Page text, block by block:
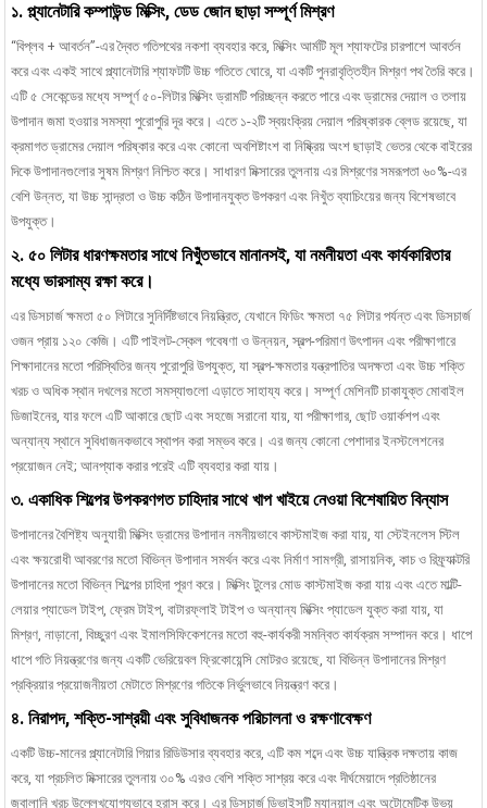
১. প্ল্যানেটারি কম্পাউন্ড মিক্সিং, ডেড জোন ছাড়া সম্পূর্ণ মিশ্রণ
“বিপ্লব + আবর্তন”-এর দ্বৈত গতিপথের নকশা ব্যবহার করে, মিক্সিং আর্মটি মূল শ্যাফটের চারপাশে আবর্তন
করে এবং একই সাথে প্ল্যানেটারি শ্যাফটটি উচ্চ গতিতে ঘোরে, যা একটি পুনরাবৃত্তিহীন মিশ্রণ পথ তৈরি করে।
এটি ৫ সেকেন্ডের মধ্যে সম্পূর্ণ ৫০-লিটার মিক্সিং ড্রামটি পরিচ্ছন্ন করতে পারে এবং ড্রামের দেয়াল ও তলায়
উপাদান জমা হওয়ার সমস্যা পুরোপুরি দূর করে। এতে ১-২টি স্বয়ংক্রিয় দেয়াল পরিষ্কারক ব্লেড রয়েছে, যা
ক্রমাগত ড্রামের দেয়াল পরিষ্কার করে এবং কোনো অবশিষ্টাংশ বা নিষ্ক্রিয় অংশ ছাড়াই ভেতর থেকে বাইরের
দিকে উপাদানগুলোর সুষম মিশ্রণ নিশ্চিত করে। সাধারণ মিক্সারের তুলনায় এর মিশ্রণের সমরূপতা ৬০%-এর
বেশি উন্নত, যা উচ্চ সান্দ্রতা ও উচ্চ কঠিন উপাদানযুক্ত উপকরণ এবং নিখুঁত ব্যাচিংয়ের জন্য বিশেষভাবে
উপযুক্ত।
২. ৫০ লিটার ধারণক্ষমতার সাথে নিখুঁতভাবে মানানসই, যা নমনীয়তা এবং কার্যকারিতার
মধ্যে ভারসাম্য রক্ষা করে।
এর ডিসচার্জ ক্ষমতা ৫০ লিটারে সুনির্দিষ্টভাবে নিয়ন্ত্রিত, যেখানে ফিডিং ক্ষমতা ৭৫ লিটার পর্যন্ত এবং ডিসচার্জ
ওজন প্রায় ১২০ কেজি। এটি পাইলট-স্কেল গবেষণা ও উন্নয়ন, স্বল্প-পরিমাণ উৎপাদন এবং পরীক্ষাগারে
শিক্ষাদানের মতো পরিস্থিতির জন্য পুরোপুরি উপযুক্ত, যা স্বল্প-ক্ষমতার যন্ত্রপাতির অদক্ষতা এবং উচ্চ শক্তি
খরচ ও অধিক স্থান দখলের মতো সমস্যাগুলো এড়াতে সাহায্য করে। সম্পূর্ণ মেশিনটি চাকাযুক্ত মোবাইল
ডিজাইনের, যার ফলে এটি আকারে ছোট এবং সহজে সরানো যায়, যা পরীক্ষাগার, ছোট ওয়ার্কশপ এবং
অন্যান্য স্থানে সুবিধাজনকভাবে স্থাপন করা সম্ভব করে। এর জন্য কোনো পেশাদার ইনস্টলেশনের
প্রয়োজন নেই; আনপ্যাক করার পরেই এটি ব্যবহার করা যায়।
৩. একাধিক শিল্পের উপকরণগত চাহিদার সাথে খাপ খাইয়ে নেওয়া বিশেষায়িত বিন্যাস
উপাদানের বৈশিষ্ট্য অনুযায়ী মিক্সিং ড্রামের উপাদান নমনীয়ভাবে কাস্টমাইজ করা যায়, যা স্টেইনলেস স্টিল
এবং ক্ষয়রোধী আবরণের মতো বিভিন্ন উপাদান সমর্থন করে এবং নির্মাণ সামগ্রী, রাসায়নিক, কাচ ও রিফ্র্যাক্টরি
উপাদানের মতো বিভিন্ন শিল্পের চাহিদা পূরণ করে। মিক্সিং টুলের মোড কাস্টমাইজ করা যায় এবং এতে মাল্টি-
লেয়ার প্যাডেল টাইপ, ফ্রেম টাইপ, বাটারফ্লাই টাইপ ও অন্যান্য মিক্সিং প্যাডেল যুক্ত করা যায়, যা
মিশ্রণ, নাড়ানো, বিচ্ছুরণ এবং ইমালসিফিকেশনের মতো বহু-কার্যকরী সমন্বিত কার্যক্রম সম্পাদন করে। ধাপে
ধাপে গতি নিয়ন্ত্রণের জন্য একটি ভেরিয়েবল ফ্রিকোয়েন্সি মোটরও রয়েছে, যা বিভিন্ন উপাদানের মিশ্রণ
প্রক্রিয়ার প্রয়োজনীয়তা মেটাতে মিশ্রণের গতিকে নির্ভুলভাবে নিয়ন্ত্রণ করে।
৪. নিরাপদ, শক্তি-সাশ্রয়ী এবং সুবিধাজনক পরিচালনা ও রক্ষণাবেক্ষণ
একটি উচ্চ-মানের প্ল্যানেটারি গিয়ার রিডিউসার ব্যবহার করে, এটি কম শব্দে এবং উচ্চ যান্ত্রিক দক্ষতায় কাজ
করে, যা প্রচলিত মিক্সারের তুলনায় ৩০% এরও বেশি শক্তি সাশ্রয় করে এবং দীর্ঘমেয়াদে প্রতিষ্ঠানের
জ্বালানি খরচ উল্লেখযোগ্যভাবে হ্রাস করে। এর ডিসচার্জ ডিভাইসটি ম্যানুয়াল এবং অটোমেটিক উভয়
ঘণ্টা প্রিকাস্ট কংক্রিট
প্ল্যান্ট | ১০০০ ...
ল্যাবরেটরি কংক্রিট মিক্সার